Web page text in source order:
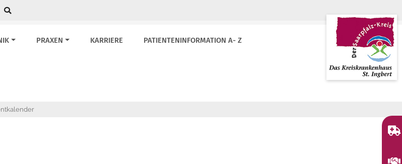
PRAXEN KARRIERE PATIENTENINFORMATION A- Z